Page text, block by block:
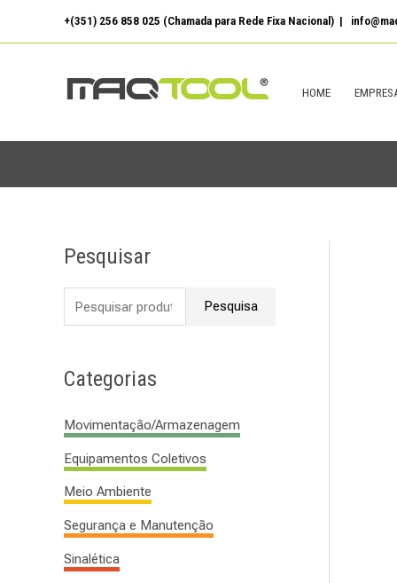
+(351) 256 858 025 (Chamada para Rede Fixa Nacional) |
HOME
Pesquisar
P
i
a
r
p
o
:
Pesquisa
Categorias
Movimentação/Armazenagem
Equipamentos Coletivos
Meio Ambiente
Segurança e Manutenção
Sinalética